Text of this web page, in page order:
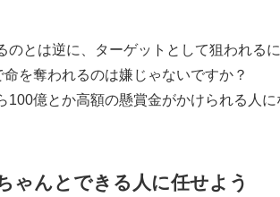
のとは逆に、ターゲットとして狙われる
命を奪われるのは嫌じゃないですか？
100億とか高額の懸賞金がかけられる人に
ゃんとできる人に任せよう